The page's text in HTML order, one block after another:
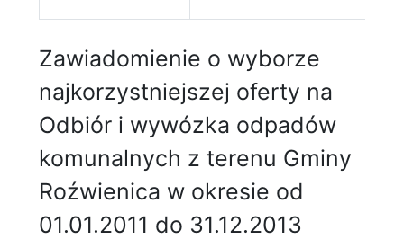
Zawiadomienie o wyborze
najkorzystniejszej oferty na
Odbiór i wywózka odpadów
komunalnych z terenu Gminy
Roźwienica w okresie od
01.01.2011 do 31.12.2013